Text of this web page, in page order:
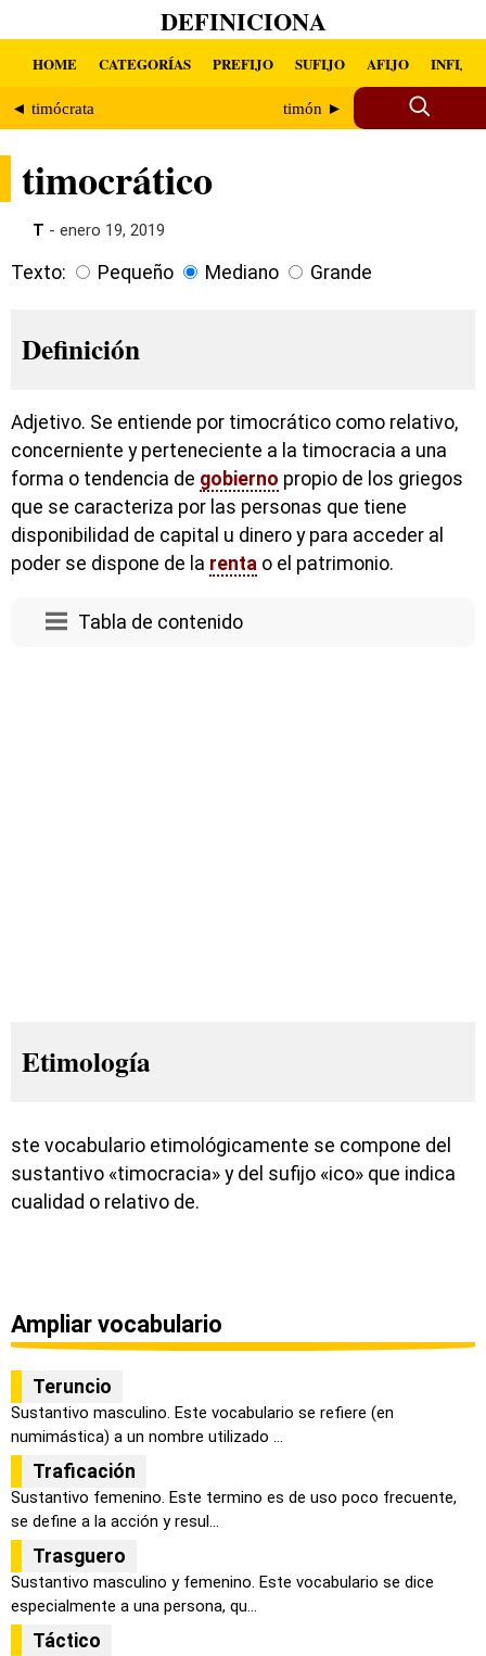
DEFINICIONA
HOME CATEGORÍAS PREFIJO SUFIJO AFIJO INFIJO
◄ timócrata timón ►
timocrático
T - enero 19, 2019
Texto: Pequeño Mediano Grande
Definición
Adjetivo. Se entiende por timocrático como relativo,
concerniente y perteneciente a la timocracia a una
forma o tendencia de gobierno propio de los griegos
que se caracteriza por las personas que tiene
disponibilidad de capital u dinero y para acceder al
poder se dispone de la renta o el patrimonio.
Tabla de contenido
Etimología
ste vocabulario etimológicamente se compone del
sustantivo «timocracia» y del sufijo «ico» que indica
cualidad o relativo de.
Ampliar vocabulario
Teruncio
Sustantivo masculino. Este vocabulario se refiere (en
numimástica) a un nombre utilizado ...
Traficación
Sustantivo femenino. Este termino es de uso poco frecuente,
se define a la acción y resul...
Trasguero
Sustantivo masculino y femenino. Este vocabulario se dice
especialmente a una persona, qu...
Táctico